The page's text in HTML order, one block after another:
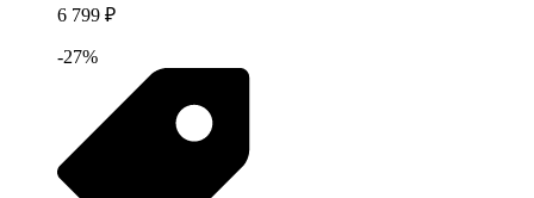
6 799 ₽
-27%